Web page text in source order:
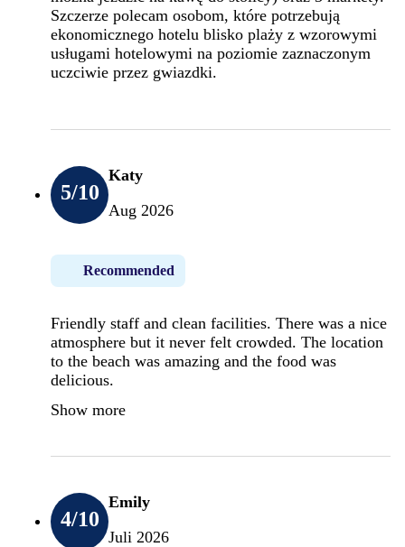
Szczerze polecam osobom, które potrzebują
ekonomicznego hotelu blisko plaży z wzorowymi
usługami hotelowymi na poziomie zaznaczonym
uczciwie przez gwiazdki.
5/10
Katy
Aug 2026
Recommended
Friendly staff and clean facilities. There was a nice
atmosphere but it never felt crowded. The location
to the beach was amazing and the food was
delicious.
Show more
4/10
Emily
Juli 2026